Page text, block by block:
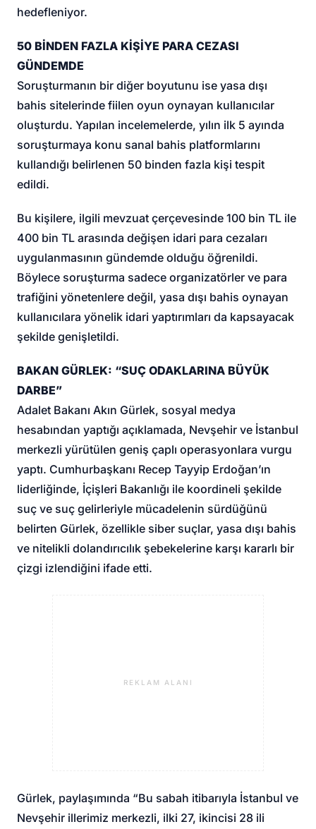
hedefleniyor.
50 BİNDEN FAZLA KİŞİYE PARA CEZASI
GÜNDEMDE
Soruşturmanın bir diğer boyutunu ise yasa dışı
bahis sitelerinde fiilen oyun oynayan kullanıcılar
oluşturdu. Yapılan incelemelerde, yılın ilk 5 ayında
soruşturmaya konu sanal bahis platformlarını
kullandığı belirlenen 50 binden fazla kişi tespit
edildi.
Bu kişilere, ilgili mevzuat çerçevesinde 100 bin TL ile
400 bin TL arasında değişen idari para cezaları
uygulanmasının gündemde olduğu öğrenildi.
Böylece soruşturma sadece organizatörler ve para
trafiğini yönetenlere değil, yasa dışı bahis oynayan
kullanıcılara yönelik idari yaptırımları da kapsayacak
şekilde genişletildi.
BAKAN GÜRLEK: “SUÇ ODAKLARINA BÜYÜK
DARBE”
Adalet Bakanı Akın Gürlek, sosyal medya
hesabından yaptığı açıklamada, Nevşehir ve İstanbul
merkezli yürütülen geniş çaplı operasyonlara vurgu
yaptı. Cumhurbaşkanı Recep Tayyip Erdoğan’ın
liderliğinde, İçişleri Bakanlığı ile koordineli şekilde
suç ve suç gelirleriyle mücadelenin sürdüğünü
belirten Gürlek, özellikle siber suçlar, yasa dışı bahis
ve nitelikli dolandırıcılık şebekelerine karşı kararlı bir
çizgi izlendiğini ifade etti.
REKLAM ALANI
Gürlek, paylaşımında “Bu sabah itibarıyla İstanbul ve
Nevşehir illerimiz merkezli, ilki 27, ikincisi 28 ili